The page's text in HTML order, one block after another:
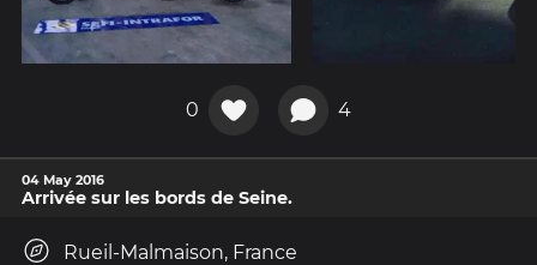
0 4
04 May 2016
Arrivée sur les bords de Seine.
Rueil-Malmaison, France